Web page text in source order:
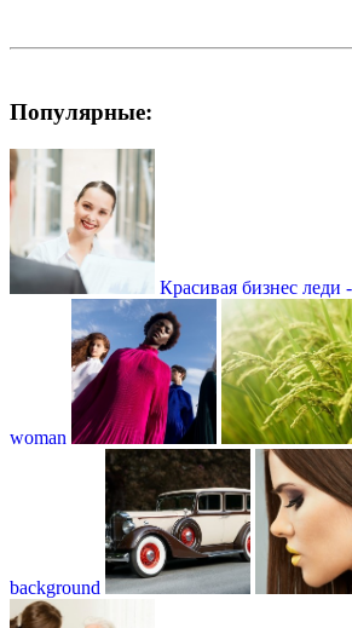
Популярные:
Красивая бизнес леди
woman
background